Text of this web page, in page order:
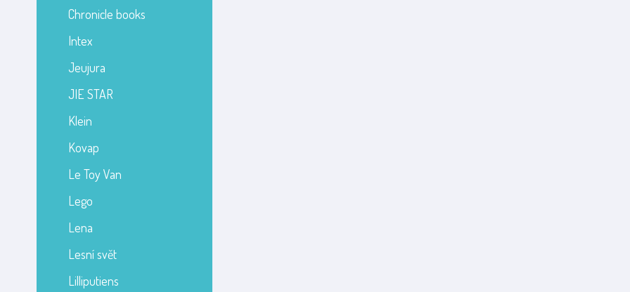
Chronicle books
Intex
Jeujura
JIE STAR
Klein
Kovap
Le Toy Van
Lego
Lena
Lesní svět
Lilliputiens